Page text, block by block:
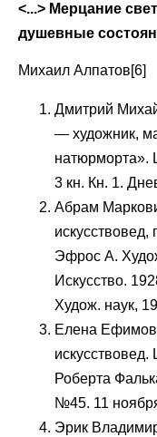
<...> Мерцание
душевные
Михаил Алпатов[6]
Дмитрий
— художник,
натюрморта».
3 кн. Кн. 1.
Абрам
искусствовед,
Эфрос А.
Искусство.
Худож. наук,
Елена
Роберта
№45. 11
Эрик